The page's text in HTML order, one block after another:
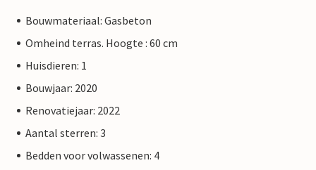
Bouwmateriaal: Gasbeton
Omheind terras. Hoogte : 60 cm
Huisdieren: 1
Bouwjaar: 2020
Renovatiejaar: 2022
Aantal sterren: 3
Bedden voor volwassenen: 4